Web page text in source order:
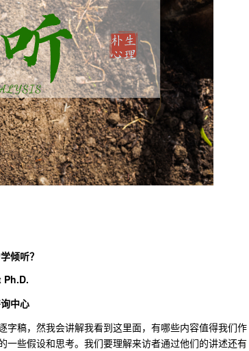
倾听？
Ph.D.
中心
稿，然我会讲解我看到这里面，有哪些内容值得我们作
些假设和思考。我们要理解来访者通过他们的讲述还有